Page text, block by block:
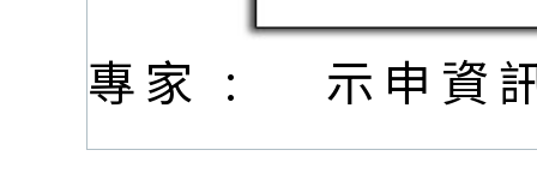
專家 : 示申資